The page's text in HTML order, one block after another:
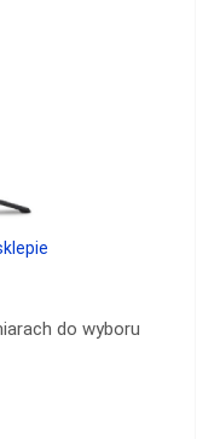
do wyboru